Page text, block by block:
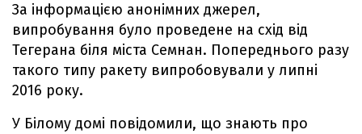
За інформацією анонімних джерел,
випробування було проведене на схід від
Тегерана біля міста Семнан. Попереднього разу
такого типу ракету випробовували у липні
2016 року.
У Білому домі повідомили, що знають про